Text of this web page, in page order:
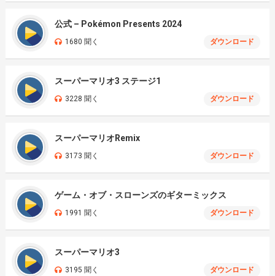
公式 – Pokémon Presents 2024
1680 聞く ダウンロード
スーパーマリオ3 ステージ1
3228 聞く ダウンロード
スーパーマリオRemix
3173 聞く ダウンロード
ゲーム・オブ・スローンズのギターミックス
1991 聞く ダウンロード
スーパーマリオ3
3195 聞く ダウンロード